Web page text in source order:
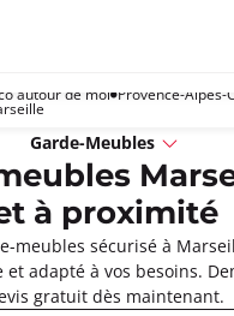
autour de moi Provence-Alpes-
Garde-Meubles
à proximité
meubles sécurisé à
et adapté à vos besoins.
gratuit dès maintenant.